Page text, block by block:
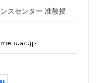
スセンター 准教授